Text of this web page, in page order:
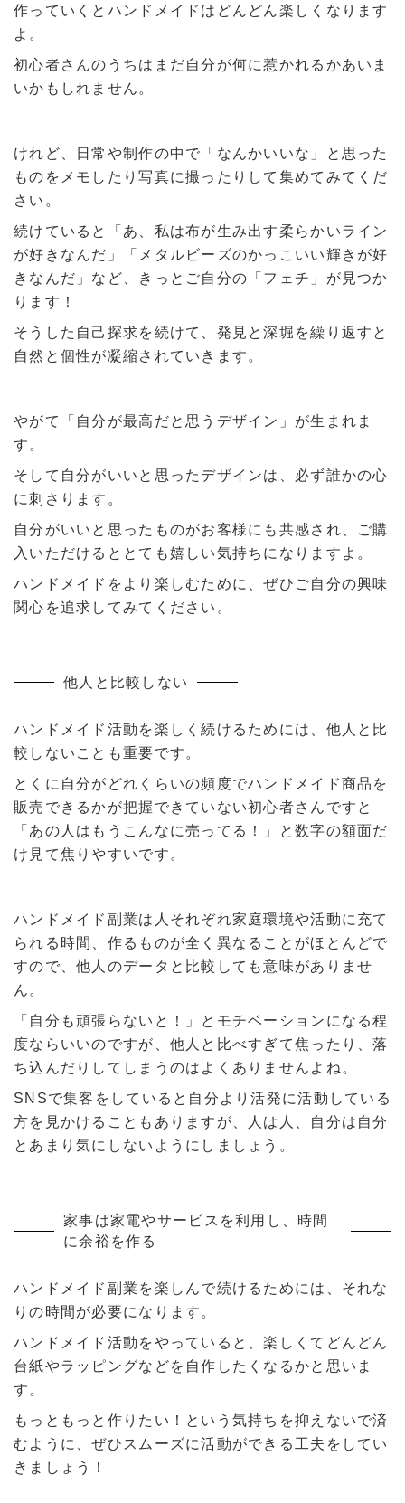
作っていくとハンドメイドはどんどん楽しくなります
よ。
初心者さんのうちはまだ自分が何に惹かれるかあいま
いかもしれません。
けれど、日常や制作の中で「なんかいいな」と思った
ものをメモしたり写真に撮ったりして集めてみてくだ
さい。
続けていると「あ、私は布が生み出す柔らかいライン
が好きなんだ」「メタルビーズのかっこいい輝きが好
きなんだ」など、きっとご自分の「フェチ」が見つか
ります！
そうした自己探求を続けて、発見と深堀を繰り返すと
自然と個性が凝縮されていきます。
やがて「自分が最高だと思うデザイン」が生まれま
す。
そして自分がいいと思ったデザインは、必ず誰かの心
に刺さります。
自分がいいと思ったものがお客様にも共感され、ご購
入いただけるととても嬉しい気持ちになりますよ。
ハンドメイドをより楽しむために、ぜひご自分の興味
関心を追求してみてください。
他人と比較しない
ハンドメイド活動を楽しく続けるためには、他人と比
較しないことも重要です。
とくに自分がどれくらいの頻度でハンドメイド商品を
販売できるかが把握できていない初心者さんですと
「あの人はもうこんなに売ってる！」と数字の額面だ
け見て焦りやすいです。
ハンドメイド副業は人それぞれ家庭環境や活動に充て
られる時間、作るものが全く異なることがほとんどで
すので、他人のデータと比較しても意味がありませ
ん。
「自分も頑張らないと！」とモチベーションになる程
度ならいいのですが、他人と比べすぎて焦ったり、落
ち込んだりしてしまうのはよくありませんよね。
SNSで集客をしていると自分より活発に活動している
方を見かけることもありますが、人は人、自分は自分
とあまり気にしないようにしましょう。
家事は家電やサービスを利用し、時間
に余裕を作る
ハンドメイド副業を楽しんで続けるためには、それな
りの時間が必要になります。
ハンドメイド活動をやっていると、楽しくてどんどん
台紙やラッピングなどを自作したくなるかと思いま
す。
もっともっと作りたい！という気持ちを抑えないで済
むように、ぜひスムーズに活動ができる工夫をしてい
きましょう！